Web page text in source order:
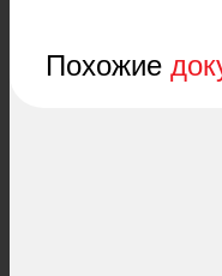
Похожие